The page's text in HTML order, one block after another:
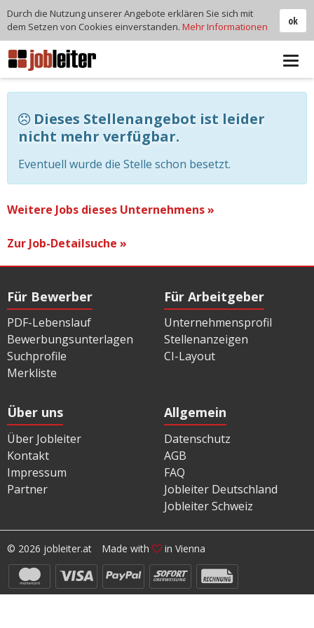
Dieses Stellenangebot ist leider
nicht mehr verfügbar.
Eventuell wurde die Stelle schon besetzt.
Weitere Jobs dieses Unternehmens »
Zur Job-Detailsuche »
Für Bewerber
PDF-Lebenslauf
Bewerbungsunterlagen
Suchprofile
Merkliste
Für Arbeitgeber
Unternehmensprofil
Stellenanzeigen
CI-Layout
Über uns
Über Jobleiter
Kontakt
Impressum
Partner
Allgemein
Datenschutz
AGB
FAQ
Jobleiter Deutschland
Jobleiter Schweiz
© 2026 jobleiter.at Made with in Vienna
ok
Durch die Nutzung unserer Angebote erklären Sie sich mit
dem Setzen von Cookies einverstanden. Mehr Informationen